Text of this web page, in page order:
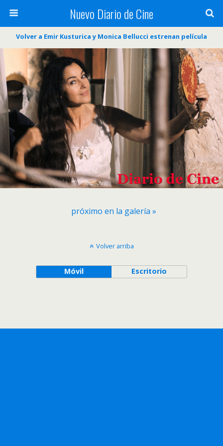
Nuevo Diario de Cine
Volver a Emir Kusturica y Monica Bellucci estrenan película
próximo en la galería »
Volver arriba
Móvil Escritorio